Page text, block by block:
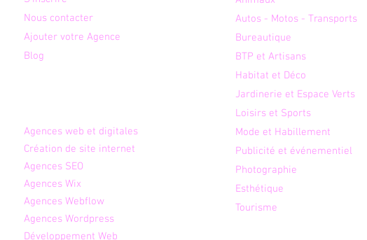
Nous contacter
Ajouter votre Agence
Blog
Agences web et digitales
Création de site internet
Agences SEO
Agences Wix
Agences Webflow
Agences Wordpress
Développement Web
Autos - Motos - Transports
Bureautique
BTP et Artisans
Habitat et Déco
Jardinerie et Espace Verts
Loisirs et Sports
Mode et Habillement
Publicité et événementiel
Photographie
Esthétique
Tourisme